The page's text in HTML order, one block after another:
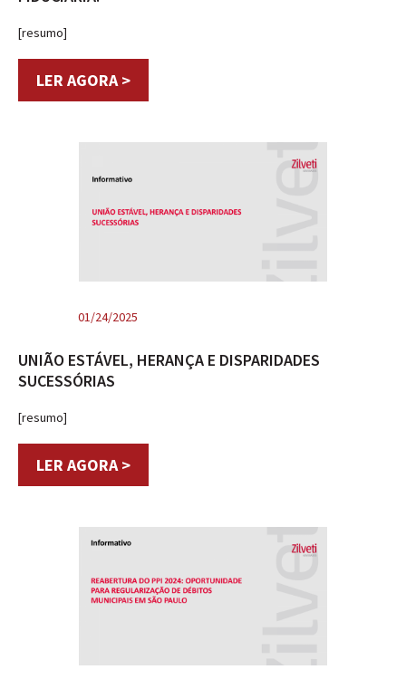
[resumo]
LER AGORA >
01/24/2025
UNIÃO ESTÁVEL, HERANÇA E DISPARIDADES
SUCESSÓRIAS
[resumo]
LER AGORA >